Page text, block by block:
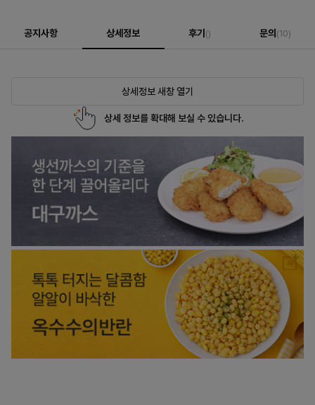
공지사항 상세정보 후기 () 문의 (10)
상세정보 새창 열기
상세 정보를 확대해 보실 수 있습니다.